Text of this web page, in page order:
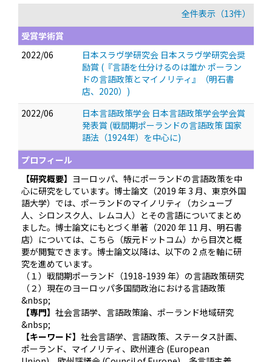
全件表示（13件）
受賞学術賞
2022/06
日本スラヴ学研究会 日本スラヴ学研究会奨
励賞 (『言語を仕分けるのは誰か ポーラン
ドの言語政策とマイノリティ』（明石書
店、2020）)
2022/06
日本言語政策学会 日本言語政策学会学会賞
発表賞 (戦間期ポーランドの言語政策 国家
語法（1924年）を中心に)
プロフィール
【研究概要】 ヨーロッパ、特にポーランドの言語政策を中
心に研究をしています。博士論文（2019 年 3 月、東京外国
語大学）では、ポーランドのマイノリティ（カシューブ
人、シロンスク人、レムコ人）とその言語についてまとめ
ました。博士論文にもとづく単著（2020 年 11 月、明石書
店）については、こちら（版元ドットコム）から目次と概
要が閲覧できます。博士論文以降は、以下の 2 点を軸に研
究を進めています。
（１）戦間期ポーランド（1918-1939 年）の言語政策研究
（２）現在のヨーロッパ多国間政治における言語政策
&nbsp;
【専門】 社会言語学、言語政策論、ポーランド地域研究
&nbsp;
【キーワード】 社会言語学、言語政策、ステータス計画、
ポーランド、マイノリティ、欧州連合 (European